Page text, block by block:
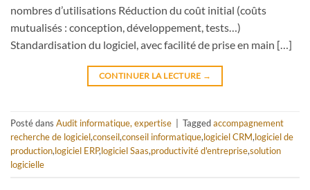
nombres d’utilisations Réduction du coût initial (coûts
mutualisés : conception, développement, tests…)
Standardisation du logiciel, avec facilité de prise en main […]
CONTINUER LA LECTURE →
Posté dans Audit informatique, expertise Taggedaccompagnement
recherche de logiciel,conseil,conseil informatique,logiciel CRM,logiciel de
production,logiciel ERP,logiciel Saas,productivité d'entreprise,solution
logicielle